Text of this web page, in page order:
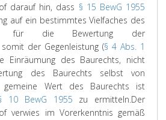
darauf hin, dass § 15 BewG 1955
auf ein bestimmtes Vielfaches des
für die Bewertung der
somit der Gegenleistung (§ 4 Abs. 1
Einräumung des Baurechts, nicht
des Baurechts selbst von
Wert des Baurechts ist
10 BewG 1955 zu ermitteln.Der
verwies im Vorerkenntnis gemäß